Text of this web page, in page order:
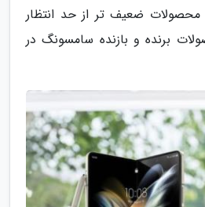
ضعیف تر از حد انتظار
برنده و بازنده سامسونگ در